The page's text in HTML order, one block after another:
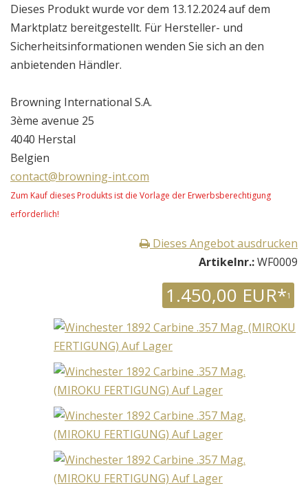
Dieses Produkt wurde vor dem 13.12.2024 auf dem
Marktplatz bereitgestellt. Für Hersteller- und
Sicherheitsinformationen wenden Sie sich an den
anbietenden Händler.
Browning International S.A.
3ème avenue 25
4040 Herstal
Belgien
contact@browning-int.com
Zum Kauf dieses Produkts ist die Vorlage der Erwerbsberechtigung
erforderlich!
Dieses Angebot ausdrucken
Artikelnr.:WF0009
1.450,00 EUR*1